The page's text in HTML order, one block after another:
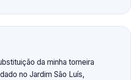
da minha torneira
no Jardim São Luís,